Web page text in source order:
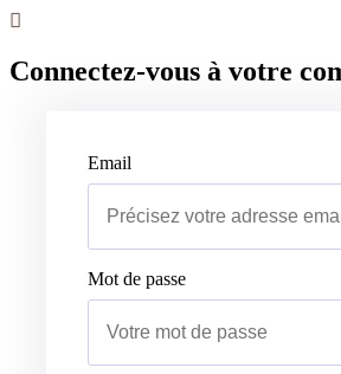
Connectez-vous à votre
Email
Mot de passe